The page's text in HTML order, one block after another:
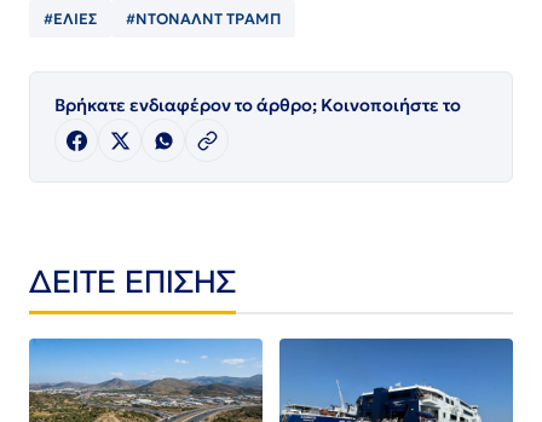
#ΕΛΙΕΣ #ΝΤΟΝΑΛΝΤ ΤΡΑΜΠ
Βρήκατε ενδιαφέρον το άρθρο; Κοινοποιήστε το
ΔΕΙΤΕ ΕΠΙΣΗΣ